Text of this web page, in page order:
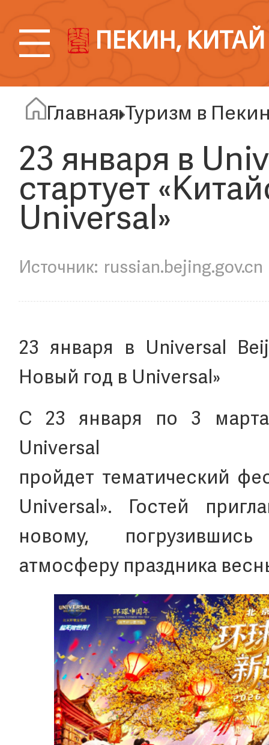
ПЕКИН, КИТАЙ
Главная Туризм в
23 января в
стартует
Universal»
russian.bejing.gov.cn
23 января в Universal
Новый год в Universal»
С 23 января по 3 марта
Universal
пройдет тематический
Universal». Гостей
новому,
атмосферу праздника